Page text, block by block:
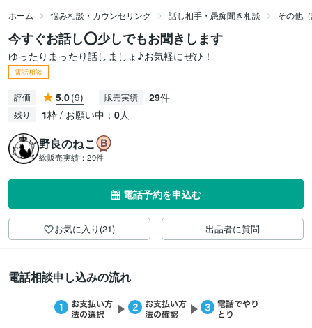
ホーム 悩み相談・カウンセリング 話し相手・愚痴聞き相談 その他
今すぐお話し⭕️少しでもお聞きします
ゆったりまったり話しましょ♪お気軽にぜひ！
電話相談
評価 5.0(9) 販売実績 29件
残り 1枠 / お願い中： 0人
野良のねこ
総販売実績： 29件
電話予約を申込む
お気に入り(21) 出品者に質問
電話相談申し込みの流れ